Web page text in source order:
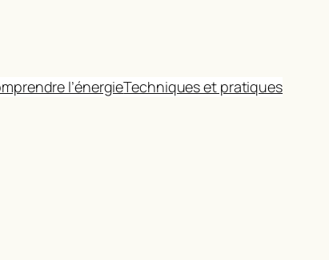
l’énergieTechniques et pratiques